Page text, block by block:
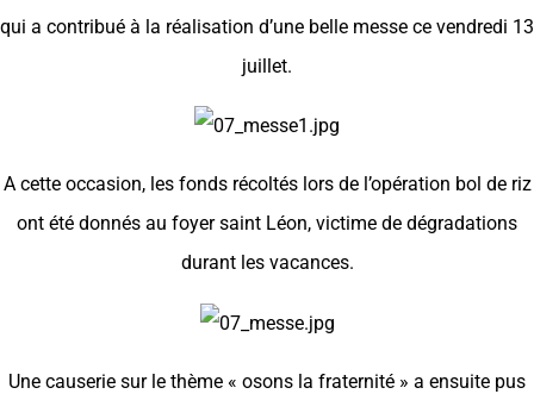
qui a contribué à la réalisation d’une belle messe ce vendredi 13
juillet.
A cette occasion, les fonds récoltés lors de l’opération bol de riz
ont été donnés au foyer saint Léon, victime de dégradations
durant les vacances.
Une causerie sur le thème « osons la fraternité » a ensuite pus